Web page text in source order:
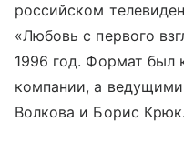
российском
«Любовь с первого
1996 год. Формат был
компании, а
Волкова и Борис Крюк.